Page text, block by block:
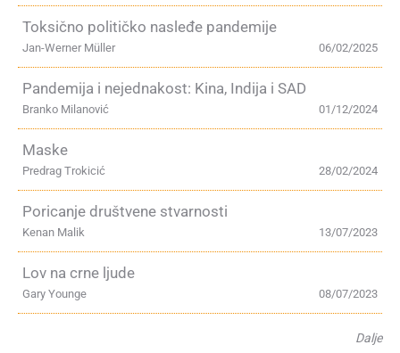
Toksično političko nasleđe pandemije
06/02/2025
Jan-Werner Müller
Pandemija i nejednakost: Kina, Indija i SAD
01/12/2024
Branko Milanović
Maske
28/02/2024
Predrag Trokicić
Poricanje društvene stvarnosti
13/07/2023
Kenan Malik
Lov na crne ljude
08/07/2023
Gary Younge
Dalje